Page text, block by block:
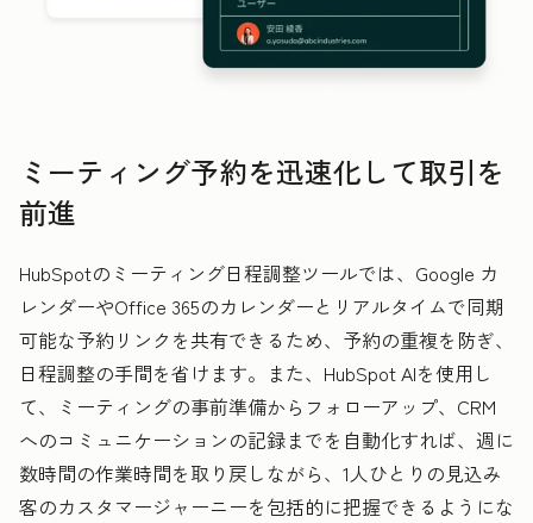
ミーティング予約を迅速化して取引を
前進
HubSpotのミーティング日程調整ツールでは、Google カ
レンダーやOffice 365のカレンダーとリアルタイムで同期
可能な予約リンクを共有できるため、予約の重複を防ぎ、
日程調整の手間を省けます。また、HubSpot AIを使用し
て、ミーティングの事前準備からフォローアップ、CRM
へのコミュニケーションの記録までを自動化すれば、週に
数時間の作業時間を取り戻しながら、1人ひとりの見込み
客のカスタマージャーニーを包括的に把握できるようにな